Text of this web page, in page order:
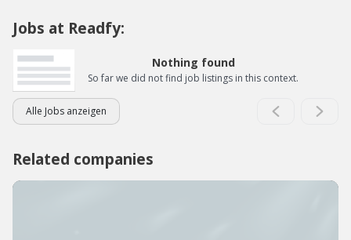
Jobs at Readfy:
Nothing found
So far we did not find job listings in this context.
Alle Jobs anzeigen
Related companies